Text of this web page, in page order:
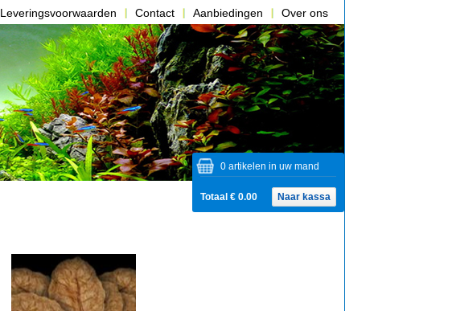
Leveringsvoorwaarden Contact Aanbiedingen Over ons
0 artikelen in uw mand
Totaal € 0.00 Naar kassa